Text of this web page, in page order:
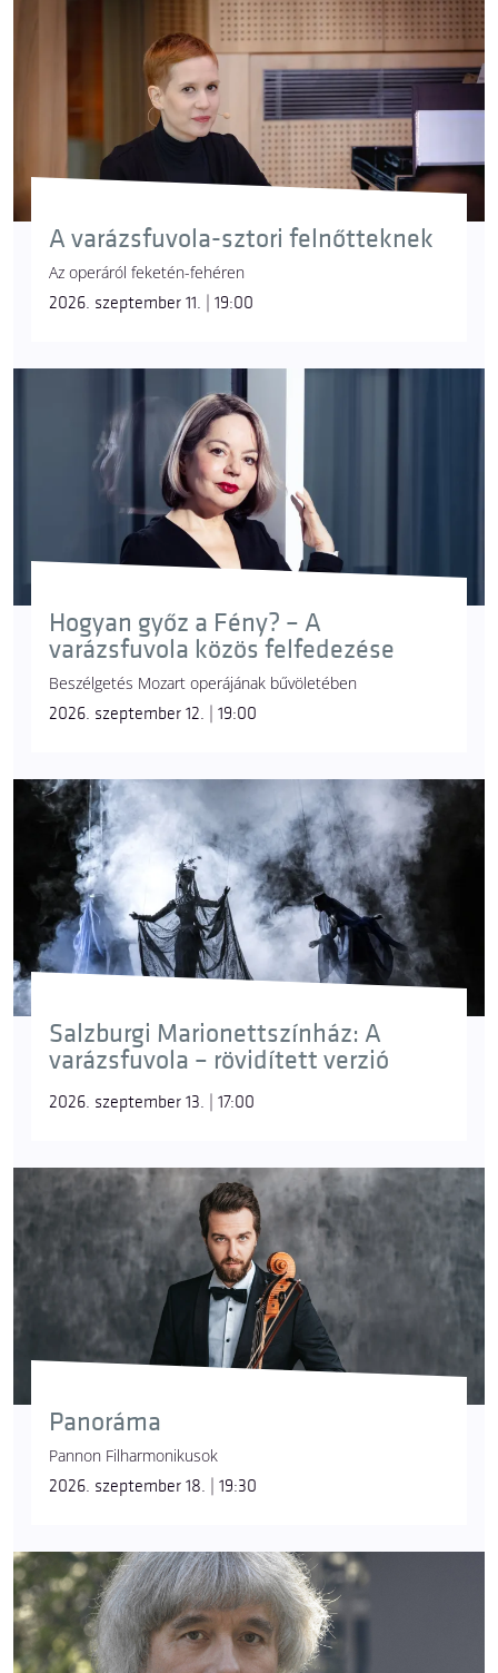
A varázsfuvola-sztori felnőtteknek
Az operáról feketén-fehéren
2026. szeptember 11. | 19:00
Hogyan győz a Fény? – A
varázsfuvola közös felfedezése
Beszélgetés Mozart operájának bűvöletében
2026. szeptember 12. | 19:00
Salzburgi Marionettszínház: A
varázsfuvola – rövidített verzió
2026. szeptember 13. | 17:00
Panoráma
Pannon Filharmonikusok
2026. szeptember 18. | 19:30